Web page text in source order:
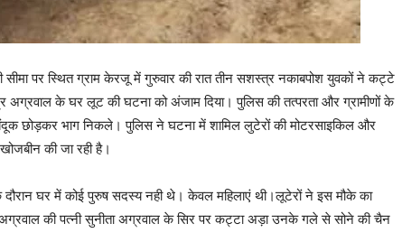
पर स्थित ग्राम केरजू में गुरुवार की रात तीन सशस्त्र नकाबपोश युवकों ने कट्टे
अग्रवाल के घर लूट की घटना को अंजाम दिया। पुलिस की तत्परता और ग्रामीणों के
छोड़कर भाग निकले। पुलिस ने घटना में शामिल लुटेरों की मोटरसाइकिल और
की जा रही है।
घर में कोई पुरुष सदस्य नही थे। केवल महिलाएं थी।लूटेरों ने इस मौके का
की पत्नी सुनीता अग्रवाल के सिर पर कट्टा अड़ा उनके गले से सोने की चैन